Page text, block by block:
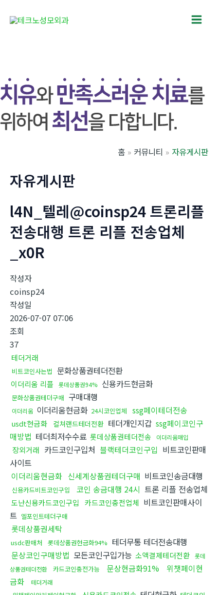
뛰
기
Main
홈 커뮤니티 자유게시판
자유게시판
l4N_텔레@coinsp24 트론리플
전송대행 트론 리플 전송업체
_x0R
작성자
coinsp24
작성일
2026-07-07 07:06
조회
37
테더거래
비트코인사는법 문화상품권테더전환
이더리움 리플 롯데상품권94% 신용카드현금화
문화상품권테더구매 구매대행
이더리움 이더리움현금화 24시코인업체 ssg페이테더전송
usdt현금화 컬쳐랜드테더전환 테더개인지갑 ssg페이코인구
매방법 테더최저수수료 롯데상품권테더전송 이더리움매입
장외거래 카드코인구입처 블랙테더코인구입 비트코인판매
사이트
이더리움현금화 신세계상품권테더구매 비트코인송금대행
신용카드비트코인구입 코인 송금대행 24시 트론 리플 전송업체
도난신용카드코인구입 카드코인충전업체 비트코인판매사이
트 엘포인트테더구매
롯데상품권세탁
usdc판매처 롯데상품권현금화94% 테더무통 테더전송대행
문상코인구매방법 모든코인구입가능 소액결제테더전환 롯데
상품권테더전환
카드코인충전가능 문상현금화91%
위챗페이현
금화
테더거래